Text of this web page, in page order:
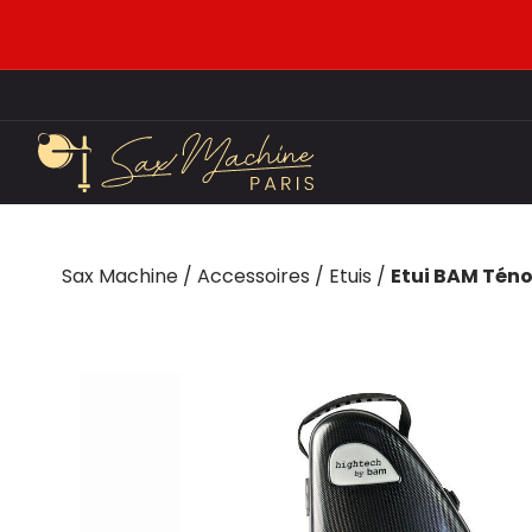
Sax Machine / Accessoires / Etuis / Etui BAM